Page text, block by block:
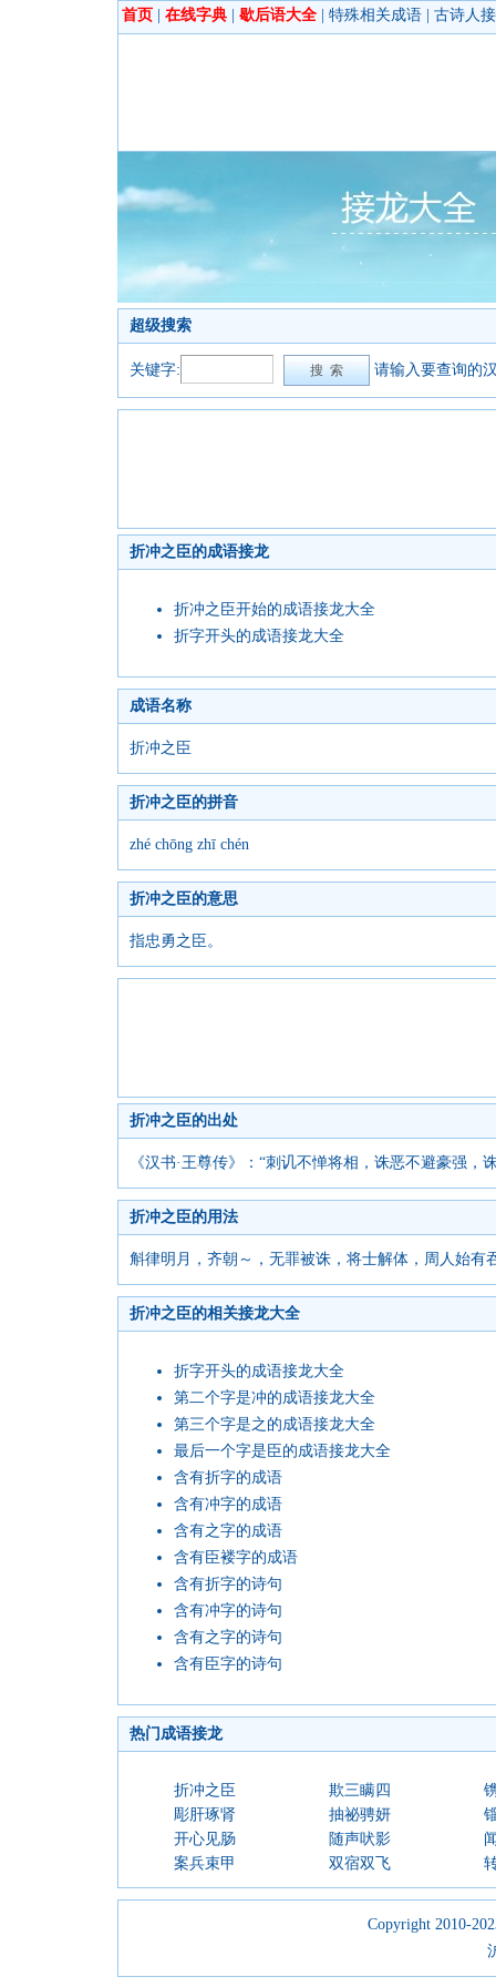
首页 在线字典 歇后语大全 特殊相关成语 古诗人
超级搜索
关键字: 请输入要查询的
折冲之臣的成语接龙
折冲之臣开始的成语接龙大全
折字开头的成语接龙大全
成语名称
折冲之臣
折冲之臣的拼音
zhé chōng zhī chén
折冲之臣的意思
指忠勇之臣。
折冲之臣的出处
《汉书·王尊传》：“刺讥不惮将相，诛恶不避豪强
折冲之臣的用法
斛律明月，齐朝～，无罪被诛，将士解体，周人始
折冲之臣的相关接龙大全
折字开头的成语接龙大全
第二个字是冲的成语接龙大全
第三个字是之的成语接龙大全
最后一个字是臣的成语接龙大全
含有折字的成语
含有冲字的成语
含有之字的成语
含有臣褛字的成语
含有折字的诗句
含有冲字的诗句
含有之字的诗句
含有臣字的诗句
热门成语接龙
折冲之臣 欺三瞒四
彫肝琢肾
抽祕骋妍
开心见肠
随声吠影
案兵束甲
双宿双飞
Copyright 2010-